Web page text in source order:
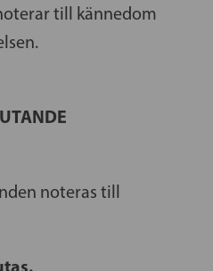
till kännedom
noteras till